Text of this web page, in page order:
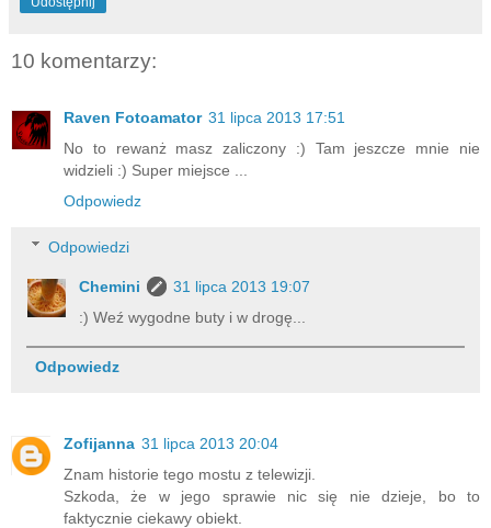
10 komentarzy:
Raven Fotoamator 31 lipca 2013 17:51
No to rewanż masz zaliczony :) Tam jeszcze mnie nie
widzieli :) Super miejsce ...
Odpowiedz
Odpowiedzi
Chemini
31 lipca 2013 19:07
:) Weź wygodne buty i w drogę...
Odpowiedz
Zofijanna 31 lipca 2013 20:04
Znam historie tego mostu z telewizji.
Szkoda, że w jego sprawie nic się nie dzieje, bo to
faktycznie ciekawy obiekt.